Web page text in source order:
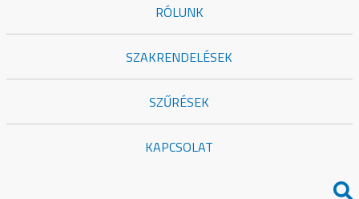
RÓLUNK
SZAKRENDELÉSEK
SZŰRÉSEK
KAPCSOLAT